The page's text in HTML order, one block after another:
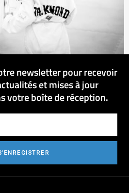
newsletter pour recevoir
et mises à jour
votre boîte de réception.